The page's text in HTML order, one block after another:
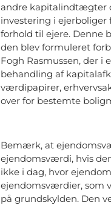
andre kapitalindtægter
investering i
forhold til ejere. Denne
den blev formuleret
Fogh Rasmussen, der i
behandling af
værdipapirer,
over for bestemte
Bemærk, at
ejendomsværdi, hvis
ikke i dag, hvor
ejendomsværdier, som
på grundskylden. Den